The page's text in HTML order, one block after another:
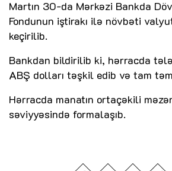
Martın 30-da Mərkəzi Bankda
Fondunun iştirakı ilə növbəti
keçirilib.
Bankdan bildirilib ki, hərracda
ABŞ dolları təşkil edib və tam
Hərracda manatın ortaçəkili
səviyyəsində formalaşıb.